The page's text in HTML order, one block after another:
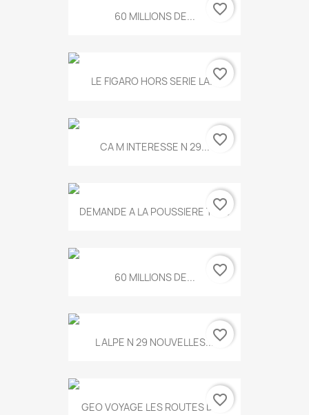
60 MILLIONS DE... favorite_border
LE FIGARO HORS SERIE LA...favorite_border
CA M INTERESSE N 29... favorite_border
DEMANDE A LA POUSSIERE T.778
favorite_border
60 MILLIONS DE... favorite_border
L ALPE N 29 NOUVELLES...favorite_border
GEO VOYAGE LES ROUTES DE...
favorite_border